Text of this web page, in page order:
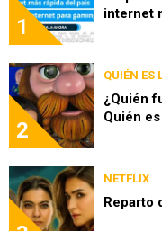
1
internet
2
QUIÉN ES
¿Quién
Quién
NETFLIX
Reparto